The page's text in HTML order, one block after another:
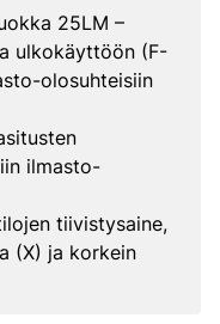
25LM –
ulkokäyttöön (F-
olosuhteisiin
ilmasto-
tiivistysaine,
(X) ja korkein